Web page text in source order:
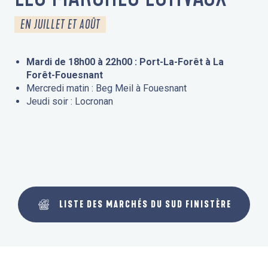
EN JUILLET ET AOÛT
Mardi de 18h00 à 22h00 : Port-La-Forêt à La
Forêt-Fouesnant
Mercredi matin : Beg Meil à Fouesnant
Jeudi soir : Locronan
LISTE DES MARCHÉS DU SUD FINISTÈRE